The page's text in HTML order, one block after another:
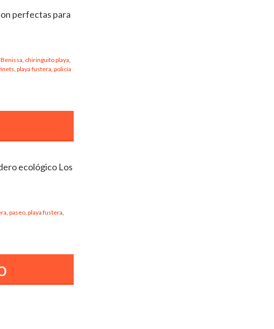
perfectas para
, chiringuito playa,
, playa fustera, policía
ecológico Los
, paseo, playa fustera,